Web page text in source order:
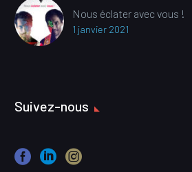
Nous éclater avec vous !
1 janvier 2021
Suivez-nous